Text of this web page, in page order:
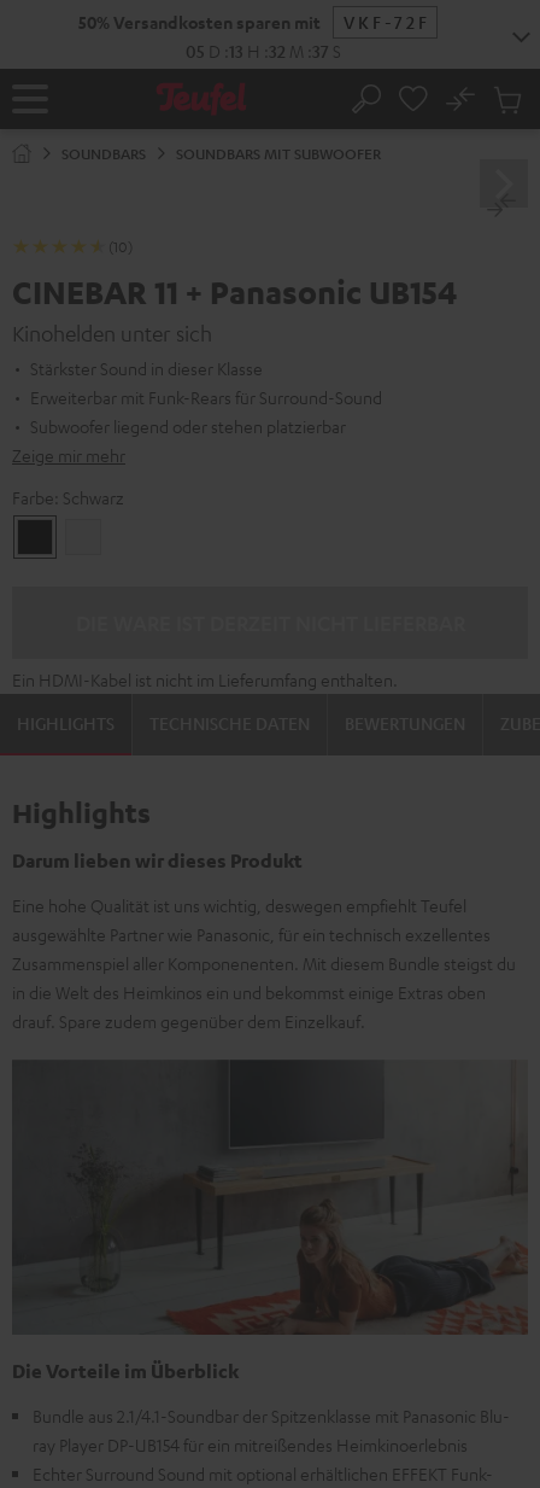
Startseite Suche
No
SOUNDBARS SOUNDBARS MIT SUBWOOFER
(10)
CINEBAR 11 + Panasonic UB154
Kinohelden unter sich
Stärkster Sound in dieser Klasse
Erweiterbar mit Funk-Rears für Surround-Sound
Subwoofer liegend oder stehen platzierbar
Zeige mir mehr
Farbe: Schwarz
Ein HDMI-Kabel ist nicht im Lieferumfang enthalten.
HIGHLIGHTS
Highlights
Darum lieben wir dieses Produkt
Eine hohe Qualität ist uns wichtig, deswegen empfiehlt Teufel
ausgewählte Partner wie Panasonic, für ein technisch exzellentes
Zusammenspiel aller Komponenenten. Mit diesem Bundle steigst du
in die Welt des Heimkinos ein und bekommst einige Extras oben
drauf. Spare zudem gegenüber dem Einzelkauf.
Die Vorteile im Überblick
Bundle aus 2.1/4.1-Soundbar der Spitzenklasse mit Panasonic Blu-
ray Player DP-UB154 für ein mitreißendes Heimkinoerlebnis
Echter Surround Sound mit optional erhältlichen EFFEKT Funk-